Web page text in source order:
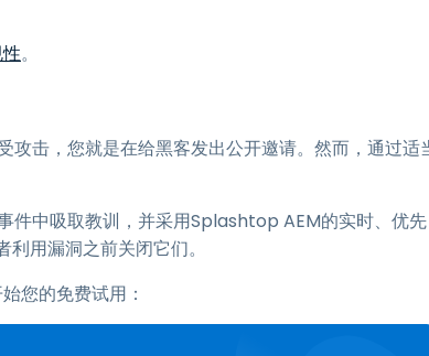
。
攻击，您就是在给黑客发出公开邀请。然而，通过适
件中吸取教训，并采用Splashtop AEM的实时、优先
用漏洞之前关闭它们。
您的免费试用：